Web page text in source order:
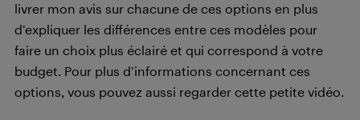
livrer mon avis sur chacune de ces options en plus
d’expliquer les différences entre ces modèles pour
faire un choix plus éclairé et qui correspond à votre
budget. Pour plus d’informations concernant ces
options, vous pouvez aussi regarder cette petite vidéo.